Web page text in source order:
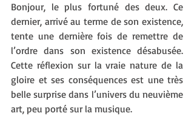
Bonjour, le plus fortuné des deux. Ce
dernier, arrivé au terme de son existence,
tente une dernière fois de remettre de
l’ordre dans son existence désabusée.
Cette réflexion sur la vraie nature de la
gloire et ses conséquences est une très
belle surprise dans l’univers du neuvième
art, peu porté sur la musique.